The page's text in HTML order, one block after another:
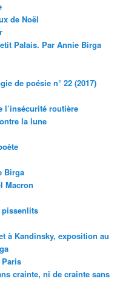
de Noël
Palais. Par Annie Birga
de poésie n° 22 (2017)
l’insécurité routière
la lune
Birga
Macron
pissenlits
à Kandinsky, exposition au
crainte, ni de crainte sans